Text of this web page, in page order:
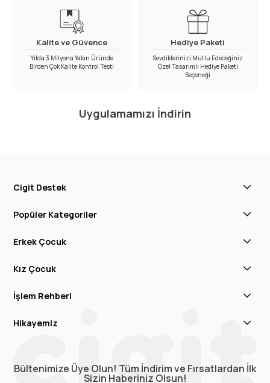
Kalite ve Güvence
Yılda 3 Milyona Yakın Üründe
Birden Çok Kalite Kontrol Testi
Hediye Paketi
Sevdiklerinizi Mutlu Edeceğiniz
Özel Tasarımlı Hediye Paketi
Seçeneği
Uygulamamızı İndirin
Cigit Destek
Popüler Kategoriler
Erkek Çocuk
Kız Çocuk
İşlem Rehberi
Hikayemiz
Bültenimize Üye Olun! Tüm İndirim ve Fırsatlardan İlk
Sizin Haberiniz Olsun!